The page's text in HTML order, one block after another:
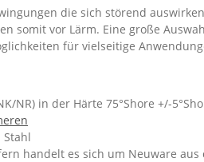
die sich störend
somit vor Lärm. Eine große
für vielseitige
NR) in der Härte 75°Shore +/-
handelt es sich um Neuware